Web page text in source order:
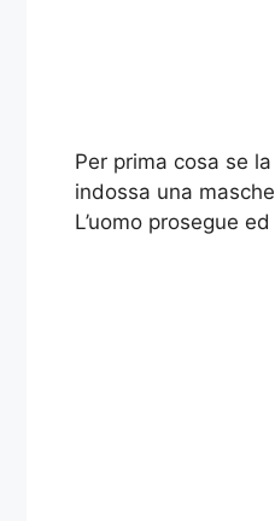
Per prima cosa se
indossa una
L’uomo prosegue